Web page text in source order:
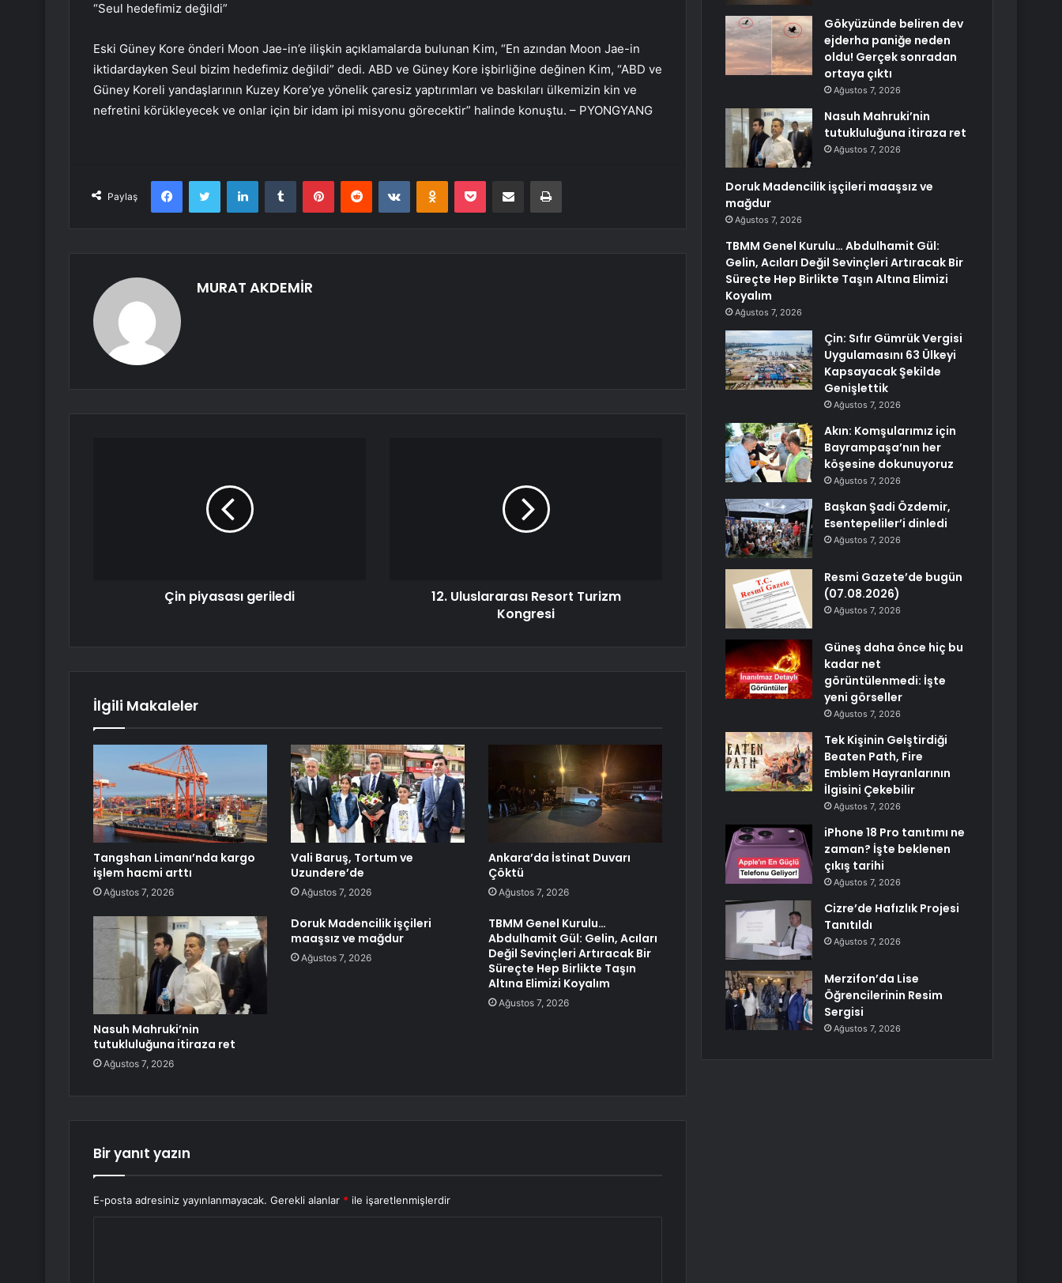
“Seul hedefimiz değildi”
Eski Güney Kore önderi Moon Jae-in’e ilişkin açıklamalarda bulunan Kim, “En azından Moon Jae-in
iktidardayken Seul bizim hedefimiz değildi” dedi. ABD ve Güney Kore işbirliğine değinen Kim, “ABD ve
Güney Koreli yandaşlarının Kuzey Kore’ye yönelik çaresiz yaptırımları ve baskıları ülkemizin kin ve
nefretini körükleyecek ve onlar için bir idam ipi misyonu görecektir” halinde konuştu. – PYONGYANG
Paylaş
FacebookTwitter LinkedInTumblr PinterestReddit VKontakteOdnoklassniki
Pocket E-Posta ile paylaş Yazdır
MURAT AKDEMİR
Çin piyasası geriledi
12. Uluslararası Resort Turizm
Kongresi
İlgili Makaleler
Tangshan Limanı’nda kargo
işlem hacmi arttı
Ağustos 7, 2026
Vali Baruş, Tortum ve
Uzundere’de
Ağustos 7, 2026
Ankara’da İstinat Duvarı
Çöktü
Ağustos 7, 2026
Nasuh Mahruki’nin
tutukluluğuna itiraza ret
Ağustos 7, 2026
Doruk Madencilik işçileri
maaşsız ve mağdur
Ağustos 7, 2026
TBMM Genel Kurulu…
Abdulhamit Gül: Gelin, Acıları
Değil Sevinçleri Artıracak Bir
Süreçte Hep Birlikte Taşın
Altına Elimizi Koyalım
Ağustos 7, 2026
Bir yanıt yazın
E-posta adresiniz yayınlanmayacak. Gerekli alanlar * ile işaretlenmişlerdir
Gökyüzünde beliren dev
ejderha paniğe neden
oldu! Gerçek sonradan
ortaya çıktı
Ağustos 7, 2026
Nasuh Mahruki’nin
tutukluluğuna itiraza ret
Ağustos 7, 2026
Doruk Madencilik işçileri maaşsız ve
mağdur
Ağustos 7, 2026
TBMM Genel Kurulu… Abdulhamit Gül:
Gelin, Acıları Değil Sevinçleri Artıracak Bir
Süreçte Hep Birlikte Taşın Altına Elimizi
Koyalım
Ağustos 7, 2026
Çin: Sıfır Gümrük Vergisi
Uygulamasını 63 Ülkeyi
Kapsayacak Şekilde
Genişlettik
Ağustos 7, 2026
Akın: Komşularımız için
Bayrampaşa’nın her
köşesine dokunuyoruz
Ağustos 7, 2026
Başkan Şadi Özdemir,
Esentepeliler’i dinledi
Ağustos 7, 2026
Resmi Gazete’de bugün
(07.08.2026)
Ağustos 7, 2026
Güneş daha önce hiç bu
kadar net
görüntülenmedi: İşte
yeni görseller
Ağustos 7, 2026
Tek Kişinin Gelştirdiği
Beaten Path, Fire
Emblem Hayranlarının
İlgisini Çekebilir
Ağustos 7, 2026
iPhone 18 Pro tanıtımı ne
zaman? İşte beklenen
çıkış tarihi
Ağustos 7, 2026
Cizre’de Hafızlık Projesi
Tanıtıldı
Ağustos 7, 2026
Merzifon’da Lise
Öğrencilerinin Resim
Sergisi
Ağustos 7, 2026